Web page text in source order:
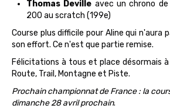
Thomas Deville avec un chrono
200 au scratch (199e)
Course plus difficile pour Aline qui n'aura
son effort. Ce n'est que partie remise.
Félicitations à tous et place désormais
Route, Trail, Montagne et Piste.
Prochain championnat de France : la
dimanche 28 avril prochain.